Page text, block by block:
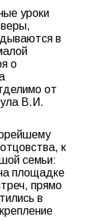
уроки
в
о
от
В.И.
к
семьи:
площадке
прямо
в